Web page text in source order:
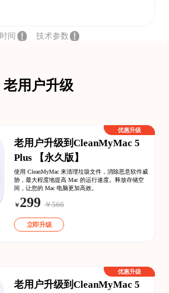
间 技术参数
老用户升级
老用户升级到CleanMyMac 5
Plus 【永久版】
使用 CleanMyMac 来清理垃圾文件，消除恶意软件威
胁，最大程度地提高 Mac 的运行速度。释放存储空
间，让您的 Mac 电脑更加高效。
￥ 299 ￥566
立即升级
优惠升级
老用户升级到CleanMyMac 5
优惠升级